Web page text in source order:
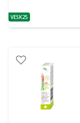
patarimas
VESK25